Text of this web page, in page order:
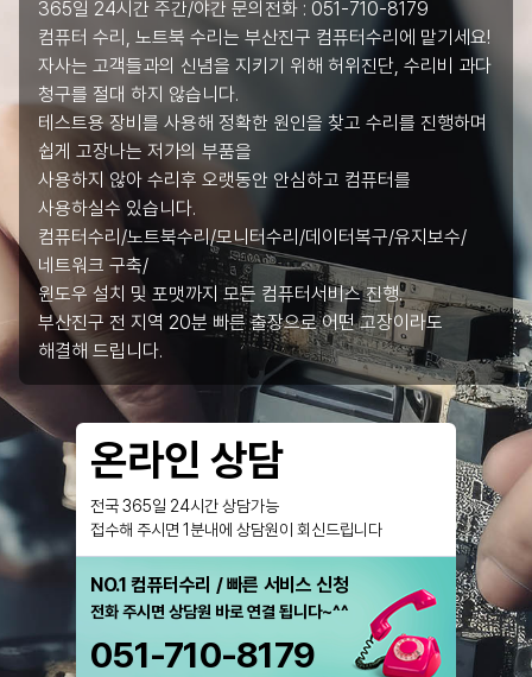
365일 24시간 주간/야간 문의전화 : 051-710-8179
컴퓨터 수리, 노트북 수리는 부산진구 컴퓨터수리에 맡기세요!
자사는 고객들과의 신념을 지키기 위해 허위진단, 수리비 과다
청구를 절대 하지 않습니다.
테스트용 장비를 사용해 정확한 원인을 찾고 수리를 진행하며
쉽게 고장나는 저가의 부품을
사용하지 않아 수리후 오랫동안 안심하고 컴퓨터를
사용하실수 있습니다.
컴퓨터수리/노트북수리/모니터수리/데이터복구/유지보수/
네트워크 구축/
윈도우 설치 및 포맷까지 모든 컴퓨터서비스 진행.
부산진구 전 지역 20분 빠른 출장으로 어떤 고장이라도
해결해 드립니다.
온라인 상담
전국 365일 24시간 상담가능
접수해 주시면 1분내에 상담원이 회신드립니다
NO.1 컴퓨터수리 / 빠른 서비스 신청
전화 주시면 상담원 바로 연결 됩니다~^^
051-710-8179